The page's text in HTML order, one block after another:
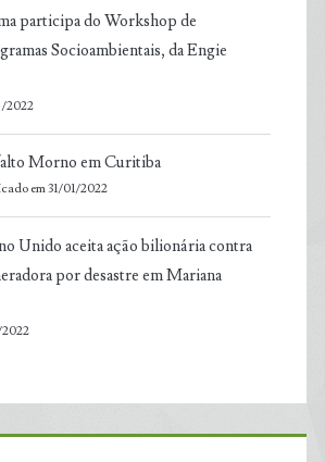
participa do Workshop de
Socioambientais, da Engie
2022
Morno em Curitiba
em 31/01/2022
Unido aceita ação bilionária contra
por desastre em Mariana